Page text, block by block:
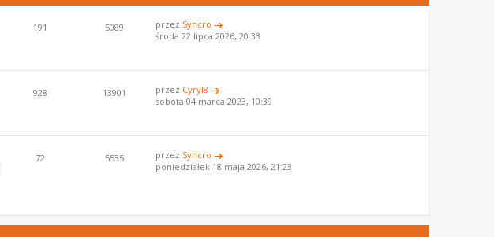
191 5089 przez Syncro
środa 22 lipca 2026, 20:33
928 13901 przez Cyryl8
sobota 04 marca 2023, 10:39
72 5535 przez Syncro
poniedziałek 18 maja 2026, 21:23